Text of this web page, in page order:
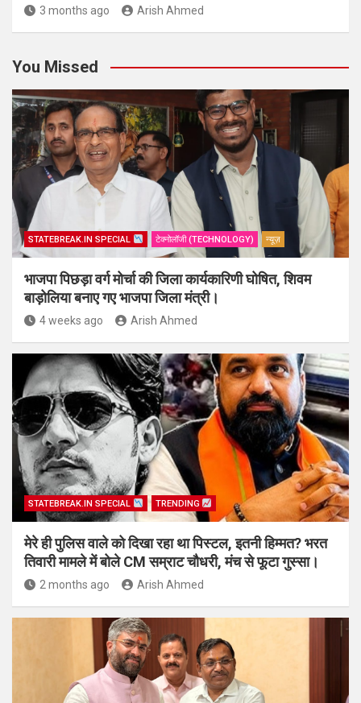
3 months ago Arish Ahmed
You Missed
STATEBREAK.IN SPECIAL टेक्नोलॉजी (TECHNOLOGY) न्यूज़
भाजपा पिछड़ा वर्ग मोर्चा की जिला कार्यकारिणी घोषित, शिवम
बाड़ोलिया बनाए गए भाजपा जिला मंत्री।
4 weeks ago Arish Ahmed
STATEBREAK.IN SPECIAL TRENDING
मेरे ही पुलिस वाले को दिखा रहा था पिस्टल, इतनी हिम्मत? भरत
तिवारी मामले में बोले CM सम्राट चौधरी, मंच से फूटा गुस्सा।
2 months ago Arish Ahmed